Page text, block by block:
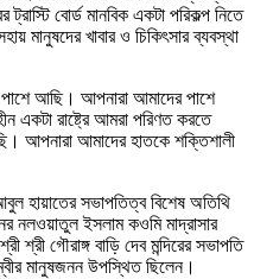
বোর্ড মানবিক একটা পরিকল্প নিতে
মানুষদের খাবার ও চিকিৎসার ব্যবস্থা
আছি। আপনারা আমাদের পাশে
একটা রাষ্ট্রে আমরা পরিণত করতে
আপনারা আমাদের হাতকে শক্তিশালী
আবুল হায়াতের সভাপতিত্ব বিশেষ অতিথি
নলওয়াতুল ইসলাম কওমি মাদ্রাসার
শ্রী গৌরাঙ্গ বাড়ি দেব মন্দিরের সভাপতি
মানুষজনন উপস্থিত ছিলেন।